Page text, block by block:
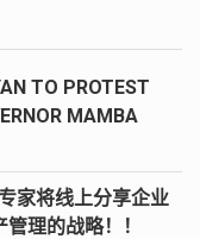
TO PROTEST
MAMBA
家将线上分享企业
理的战略！！